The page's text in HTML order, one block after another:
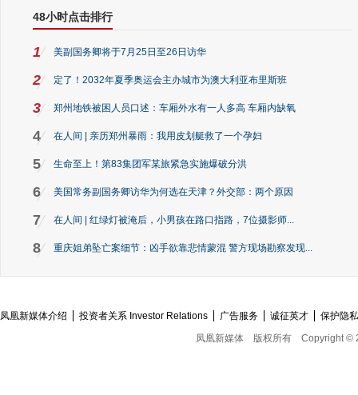
48小时点击排行
1 美副国务卿将于7月25日至26日访华
2 定了！2032年夏季奥运会主办城市为澳大利亚布里斯班
3 郑州地铁被困人员口述：车厢外水有一人多高 车厢内缺氧
4 在人间 | 亲历郑州暴雨：我用皮划艇救了一个孕妇
5 生命至上！第83集团军某旅紧急实施爆破分洪
6 美国常务副国务卿访华为何选在天津？外交部：两个原因
7 在人间 | 红绿灯被淹后，小男孩在路口指路，7位摄影师...
8 重庆姐弟坠亡案细节：凶手欲靠悲情蒙混 警方现场勘察发现...
凤凰新媒体介绍 投资者关系 Investor Relations 广告服务 诚征英才
保护隐
凤凰新媒体
版权所有 Copyright ©